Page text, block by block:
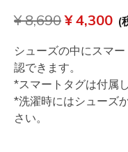
からの値引き
¥ 8,690から
¥ 4,300 (
シューズの中にスマ
認できます。
*スマートタグは付属
*洗濯時にはシューズ
さい。